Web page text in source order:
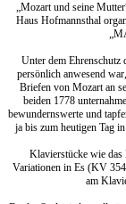
„Mozart und seine
Haus Hofmannsthal
Unter dem Ehrenschutz
persönlich anwesend
Briefen von Mozart an
beiden 1778
bewundernswerte und
ja bis zum heutigen Tag
Klavierstücke wie
Variationen in Es (KV
am